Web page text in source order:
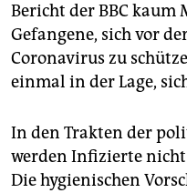
Bericht der BBC
Gefangene, sich vor
Coronavirus zu
einmal in der Lage,
In den Trakten der
werden Infizierte
Die hygienischen